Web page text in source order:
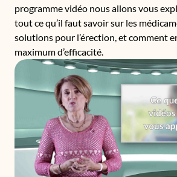
programme vidéo nous allons vous
tout ce qu’il faut savoir sur les
solutions pour l’érection, et comment
maximum d’efficacité.